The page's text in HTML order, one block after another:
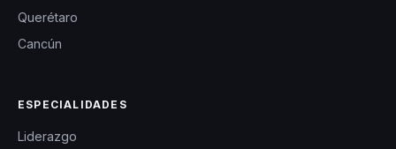
Querétaro
Cancún
ESPECIALIDADES
Liderazgo